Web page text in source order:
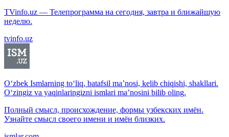
TVinfo.uz — Телепрограмма на сегодня, завтра и ближайшую
неделю.
tvinfo.uz
O‘zbek Ismlarning to‘liq, batafsil ma’nosi, kelib chiqishi, shakllari.
O‘zingiz va yaqinlaringizni ismlari ma’nosini bilib oling.
Полный смысл, происхождение, формы узбекских имён.
Узнайте смысл своего имени и имён близких.